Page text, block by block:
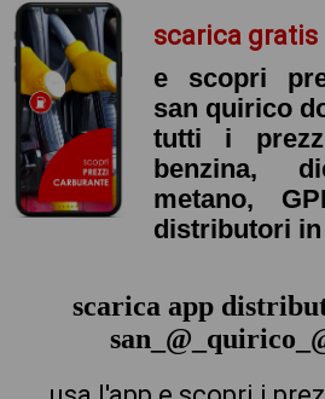
scarica
e scopri
san quirico
tutti i
benzina,
metano,
distributori in
scarica app